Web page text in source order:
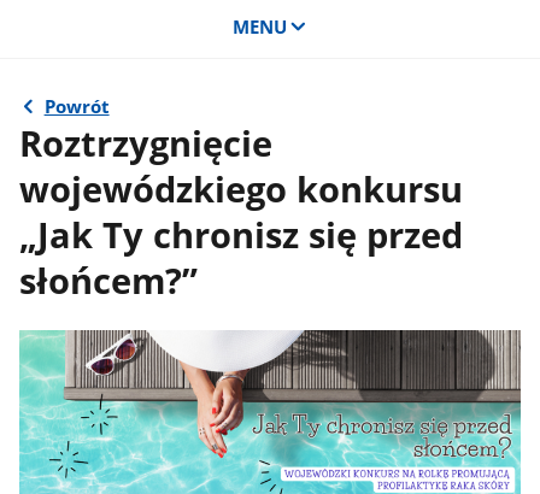
MENU
Powrót
Roztrzygnięcie
wojewódzkiego konkursu
„Jak Ty chronisz się przed
słońcem?”